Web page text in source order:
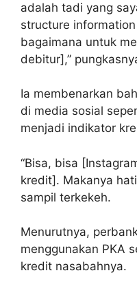
adalah tadi yang
structure
bagaimana untuk
debitur],”
Ia membenarkan
di media sosial
menjadi indikator
“Bisa, bisa
kredit]. Makanya
sampil terkekeh.
Menurutnya,
menggunakan PKA
kredit nasabahnya.